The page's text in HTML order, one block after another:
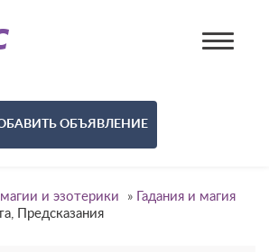
ОБЪЯВЛЕНИЕ
и эзотерики »
Гадания и магия
Предсказания